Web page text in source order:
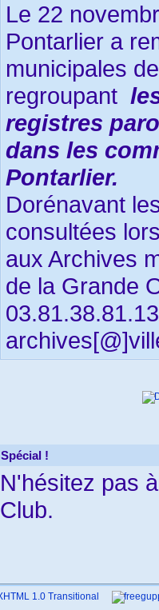
Le 22
Pontarlier a
municipales
regroupant
registres
dans les
Pontarlier.
Dorénavant
consultées
aux Archives
de la Grande
Spécial !
N'hésitez pas
Club.